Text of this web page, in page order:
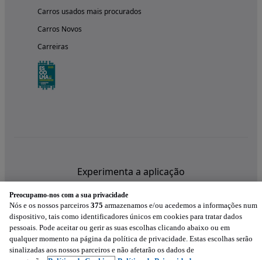
Carros usados mais procurados
Carros Novos
Carreiras
Experimenta a aplicação
Preocupamo-nos com a sua privacidade
Nós e os nossos parceiros 375 armazenamos e/ou acedemos a informações num
dispositivo, tais como identificadores únicos em cookies para tratar dados
pessoais. Pode aceitar ou gerir as suas escolhas clicando abaixo ou em
qualquer momento na página da política de privacidade. Estas escolhas serão
sinalizadas aos nossos parceiros e não afetarão os dados de